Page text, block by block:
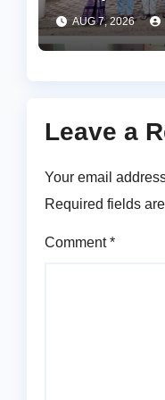
AUG 7, 2026
Leave a
Your email
Required fields
Comment*